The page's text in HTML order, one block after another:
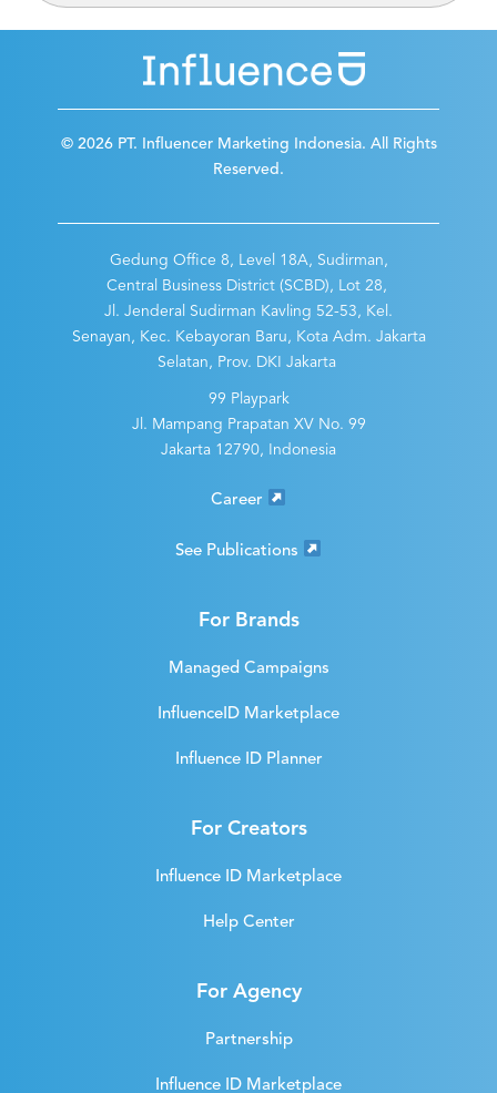
© 2026 PT. Influencer Marketing Indonesia. All Rights
Reserved.
Gedung Office 8, Level 18A, Sudirman,
Central Business District (SCBD), Lot 28,
Jl. Jenderal Sudirman Kavling 52-53, Kel.
Senayan, Kec. Kebayoran Baru, Kota Adm. Jakarta
Selatan, Prov. DKI Jakarta
99 Playpark
Jl. Mampang Prapatan XV No. 99
Jakarta 12790, Indonesia
Career
See Publications
For Brands
Managed Campaigns
InfluenceID Marketplace
Influence ID Planner
For Creators
Influence ID Marketplace
Help Center
For Agency
Partnership
Influence ID Marketplace